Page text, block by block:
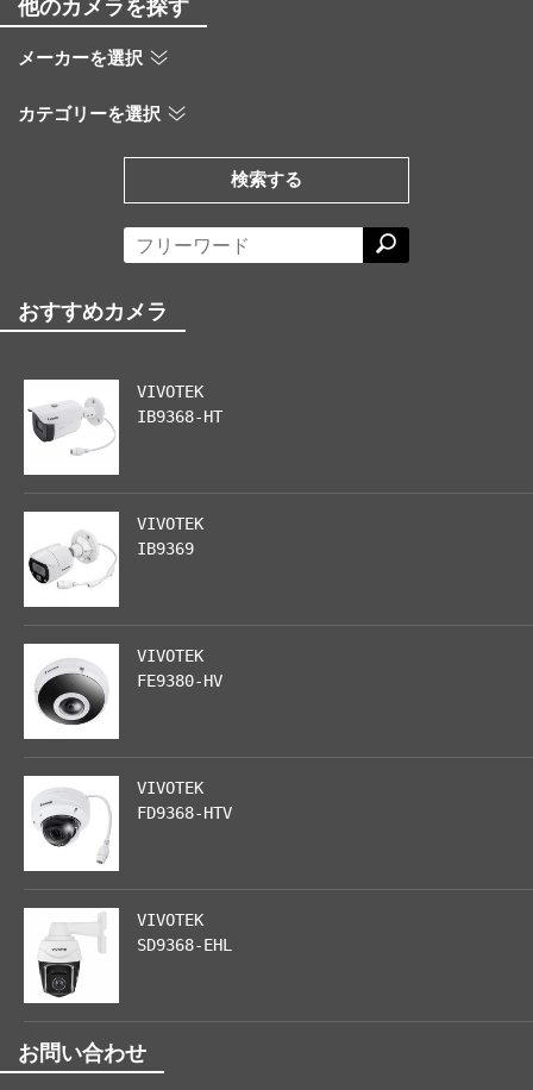
他のカメラを探す
メーカーを選択
カテゴリーを選択
検索する
おすすめカメラ
VIVOTEK
IB9368-HT
VIVOTEK
IB9369
VIVOTEK
FE9380-HV
VIVOTEK
FD9368-HTV
VIVOTEK
SD9368-EHL
お問い合わせ